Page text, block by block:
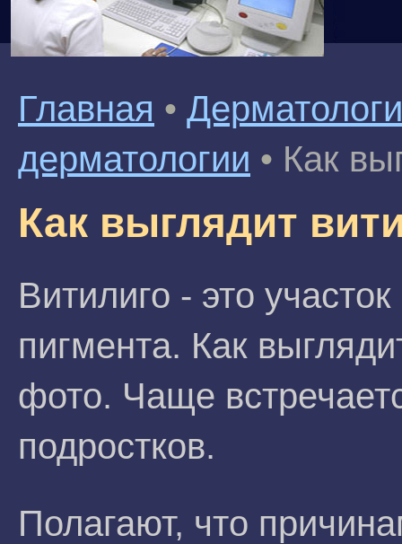
Главная •
дерматологии • Как
Как выглядит
Витилиго - это
пигмента. Как
фото. Чаще
подростков.
Полагают, что